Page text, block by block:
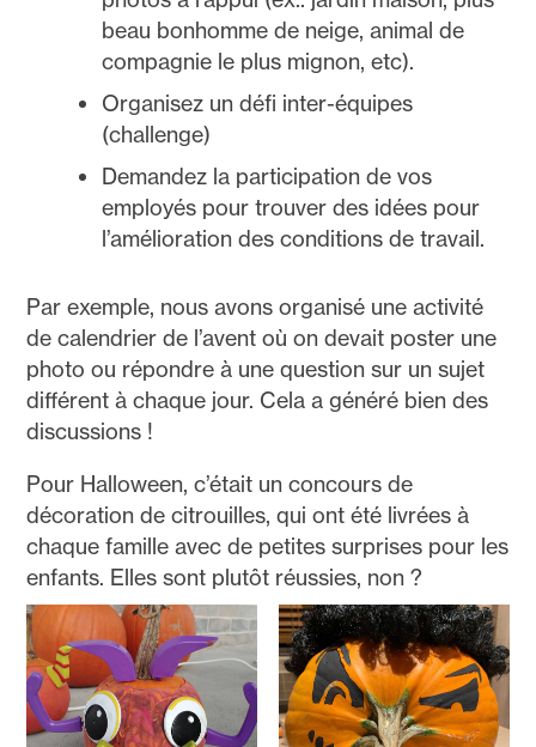
beau bonhomme de neige, animal de
compagnie le plus mignon, etc).
Organisez un défi inter-équipes
(challenge)
Demandez la participation de vos
employés pour trouver des idées pour
l’amélioration des conditions de travail.
Par exemple, nous avons organisé une activité
de calendrier de l’avent où on devait poster une
photo ou répondre à une question sur un sujet
différent à chaque jour. Cela a généré bien des
discussions !
Pour Halloween, c’était un concours de
décoration de citrouilles, qui ont été livrées à
chaque famille avec de petites surprises pour les
enfants. Elles sont plutôt réussies, non ?